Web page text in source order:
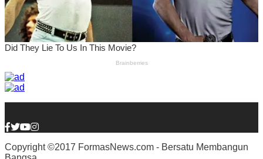
Copyright ©2017 FormasNews.com - Bersatu Membangun